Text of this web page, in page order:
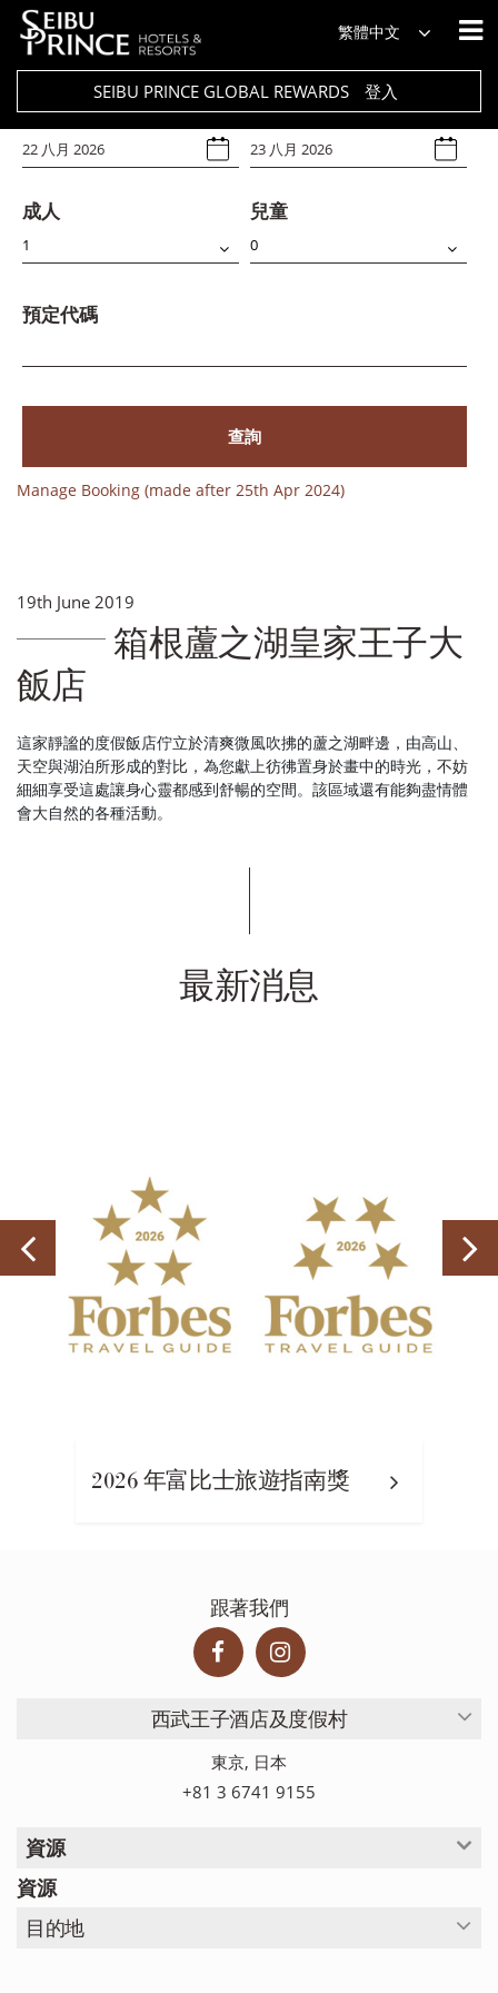
繁體中文
SEIBU PRINCE GLOBAL REWARDS 登入
飯店
Select Any
入住日期 退房日期
成人 兒童
預定代碼
查詢
Manage Booking (made after 25th Apr 2024)
19th June 2019
箱根蘆之湖皇家王子大
飯店
這家靜謐的度假飯店佇立於清爽微風吹拂的蘆之湖畔邊，由高山、
天空與湖泊所形成的對比，為您獻上彷彿置身於畫中的時光，不妨
細細享受這處讓身心靈都感到舒暢的空間。該區域還有能夠盡情體
會大自然的各種活動。
最新消息
2026 年富比士旅遊指南獎
跟著我們
西武王子酒店及度假村
東京, 日本
+81 3 6741 9155
資源
資源
目的地